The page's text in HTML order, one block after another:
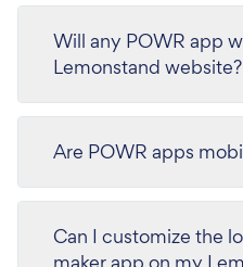
Will any POWR app
Lemonstand website?
Are POWR apps
Can I customize the